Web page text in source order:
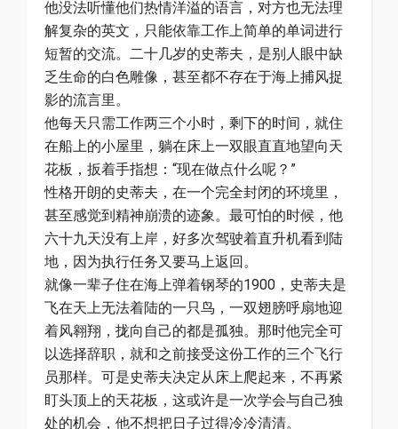
他没法听懂他们热情洋溢的语言，对方也无法理
解复杂的英文，只能依靠工作上简单的单词进行
短暂的交流。二十几岁的史蒂夫，是别人眼中缺
乏生命的白色雕像，甚至都不存在于海上捕风捉
影的流言里。
他每天只需工作两三个小时，剩下的时间，就住
在船上的小屋里，躺在床上一双眼直直地望向天
花板，扳着手指想：“现在做点什么呢？”
性格开朗的史蒂夫，在一个完全封闭的环境里，
甚至感觉到精神崩溃的迹象。最可怕的时候，他
六十九天没有上岸，好多次驾驶着直升机看到陆
地，因为执行任务又要马上返回。
就像一辈子住在海上弹着钢琴的1900，史蒂夫是
飞在天上无法着陆的一只鸟，一双翅膀呼扇地迎
着风翱翔，拢向自己的都是孤独。那时他完全可
以选择辞职，就和之前接受这份工作的三个飞行
员那样。可是史蒂夫决定从床上爬起来，不再紧
盯头顶上的天花板，这或许是一次学会与自己独
处的机会，他不想把日子过得冷冷清清。